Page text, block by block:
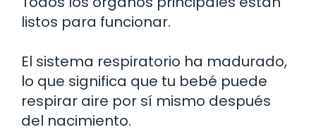
listos para funcionar.
El sistema respiratorio ha madurado,
lo que significa que tu bebé puede
respirar aire por sí mismo después
del nacimiento.